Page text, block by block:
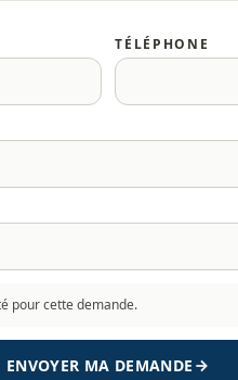
TÉLÉPHONE
pour cette demande.
ENVOYER MA DEMANDE